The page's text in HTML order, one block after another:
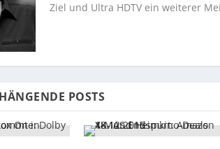
Ziel und Ultra HDTV ein weiterer
POSTS